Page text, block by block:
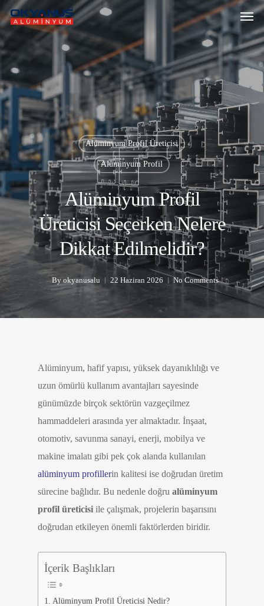
Alüminyum Profil Üreticisi
Alüminyum Profil
Alüminyum Profil
Üreticisi Seçerken Nelere
Dikkat Edilmelidir?
By okyanusalu 22 Haziran 2026 No Comments
Alüminyum, hafif yapısı, yüksek dayanıklılığı ve
uzun ömürlü kullanım avantajları sayesinde
günümüzde birçok sektörün vazgeçilmez
hammaddeleri arasında yer almaktadır. İnşaat,
otomotiv, savunma sanayi, enerji, mobilya ve
makine imalatı gibi pek çok alanda kullanılan
alüminyum profillerin kalitesi ise doğrudan üretim
sürecine bağlıdır. Bu nedenle doğru alüminyum
profil üreticisi ile çalışmak, projelerin başarısını
doğrudan etkileyen önemli faktörlerden biridir.
İçerik Başlıkları
Alüminyum Profil Üreticisi Nedir?